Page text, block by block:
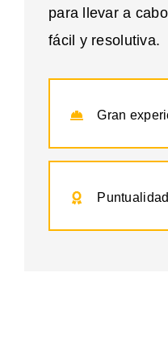
para llevar a
fácil y resolutiva.
Gran